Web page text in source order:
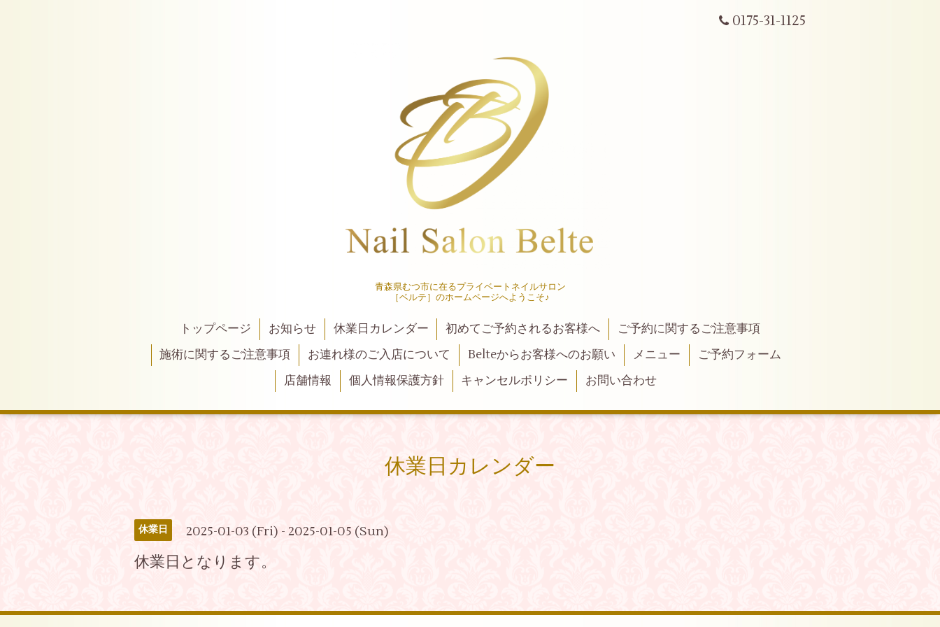
0175-31-1125
青森県むつ市に在るプライベートネイルサロン
［ベルテ］のホームページへようこそ♪
トップページ お知らせ 休業日カレンダー 初めてご予約されるお客様へ
ご予約に関するご注意事項
施術に関するご注意事項
お連れ様のご入店について Belteからお客様へのお願い メニュー
ご予約フォーム
店舗情報
個人情報保護方針 キャンセルポリシー お問い合わせ
休業日カレンダー
休業日 2025-01-03 (Fri) - 2025-01-05 (Sun)
休業日となります。